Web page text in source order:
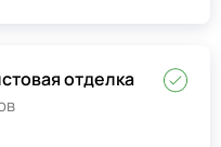
отделка